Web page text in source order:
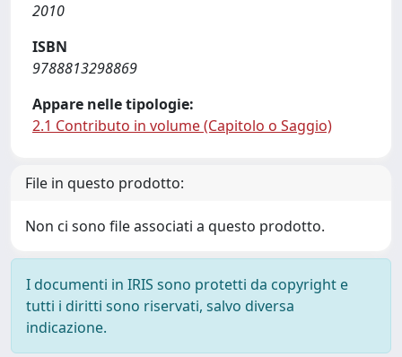
2010
ISBN
9788813298869
Appare nelle tipologie:
2.1 Contributo in volume (Capitolo o Saggio)
File in questo prodotto:
Non ci sono file associati a questo prodotto.
I documenti in IRIS sono protetti da copyright e
tutti i diritti sono riservati, salvo diversa
indicazione.